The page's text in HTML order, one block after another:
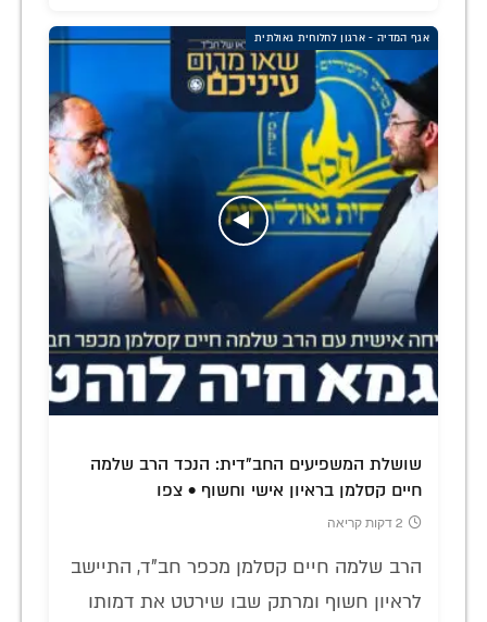
אגף המדיה - ארגון לחלוחית גאולתית
שושלת המשפיעים החב"דית: הנכד הרב שלמה
חיים קסלמן בראיון אישי וחשוף • צפו
2 דקות קריאה
הרב שלמה חיים קסלמן מכפר חב"ד, התיישב
לראיון חשוף ומרתק שבו שירטט את דמותו